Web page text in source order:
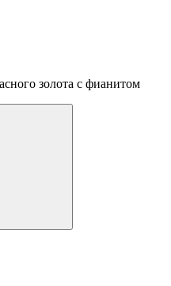
золота с фианитом